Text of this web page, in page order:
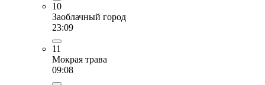
10
Заоблачный город
23:09
11
Мокрая трава
09:08